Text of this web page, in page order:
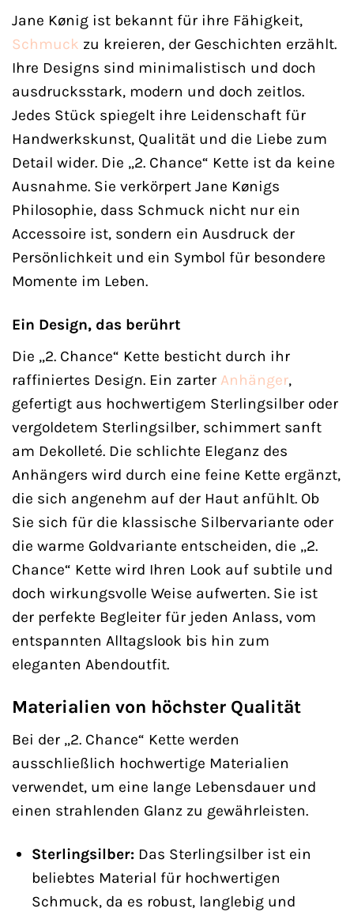
Jane Kønig ist bekannt für ihre Fähigkeit,
Schmuck zu kreieren, der Geschichten erzählt.
Ihre Designs sind minimalistisch und doch
ausdrucksstark, modern und doch zeitlos.
Jedes Stück spiegelt ihre Leidenschaft für
Handwerkskunst, Qualität und die Liebe zum
Detail wider. Die „2. Chance“ Kette ist da keine
Ausnahme. Sie verkörpert Jane Kønigs
Philosophie, dass Schmuck nicht nur ein
Accessoire ist, sondern ein Ausdruck der
Persönlichkeit und ein Symbol für besondere
Momente im Leben.
Ein Design, das berührt
Die „2. Chance“ Kette besticht durch ihr
raffiniertes Design. Ein zarter Anhänger,
gefertigt aus hochwertigem Sterlingsilber oder
vergoldetem Sterlingsilber, schimmert sanft
am Dekolleté. Die schlichte Eleganz des
Anhängers wird durch eine feine Kette ergänzt,
die sich angenehm auf der Haut anfühlt. Ob
Sie sich für die klassische Silbervariante oder
die warme Goldvariante entscheiden, die „2.
Chance“ Kette wird Ihren Look auf subtile und
doch wirkungsvolle Weise aufwerten. Sie ist
der perfekte Begleiter für jeden Anlass, vom
entspannten Alltagslook bis hin zum
eleganten Abendoutfit.
Materialien von höchster Qualität
Bei der „2. Chance“ Kette werden
ausschließlich hochwertige Materialien
verwendet, um eine lange Lebensdauer und
einen strahlenden Glanz zu gewährleisten.
Sterlingsilber:Das Sterlingsilber ist ein
beliebtes Material für hochwertigen
Schmuck, da es robust, langlebig und